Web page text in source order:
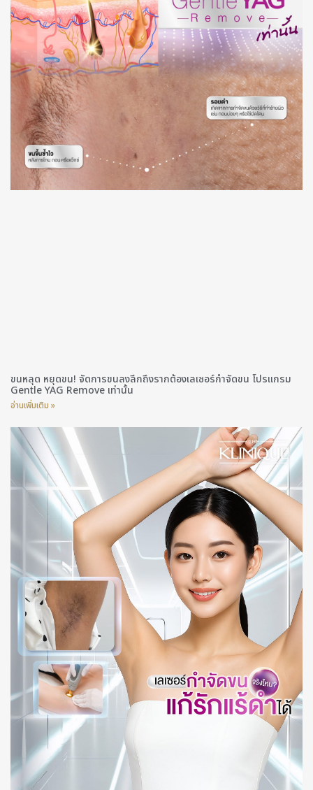
ขนหลุด หยุดขน! จัดการขนลงลึกถึงรากต้องเลเซอร์กำจัดขน โปรแกรม
Gentle YAG Remove เท่านั้น
อ่านเพิ่มเติม »